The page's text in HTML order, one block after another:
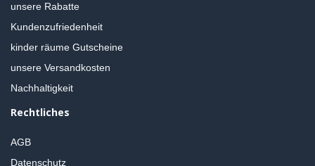
unsere Rabatte
Kundenzufriedenheit
kinder räume Gutscheine
unsere Versandkosten
Nachhaltigkeit
Rechtliches
AGB
Datenschutz